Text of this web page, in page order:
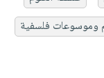
وموسوعات فلسفية